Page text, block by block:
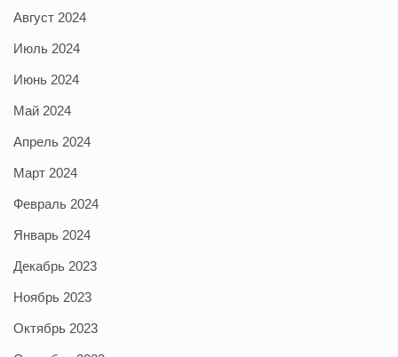
Август 2024
Июль 2024
Июнь 2024
Май 2024
Апрель 2024
Март 2024
Февраль 2024
Январь 2024
Декабрь 2023
Ноябрь 2023
Октябрь 2023